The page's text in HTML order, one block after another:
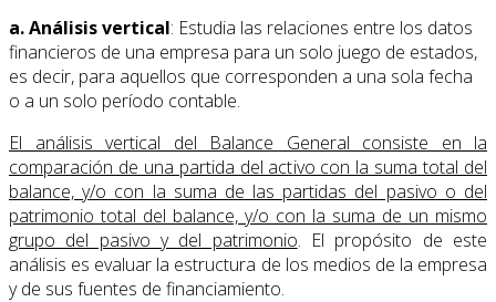
a. Análisis vertical: Estudia las relaciones entre los datos
financieros de una empresa para un solo juego de estados,
es decir, para aquellos que corresponden a una sola fecha
o a un solo período contable.
El análisis vertical del Balance General consiste en la
comparación de una partida del activo con la suma total del
balance, y/o con la suma de las partidas del pasivo o del
patrimonio total del balance, y/o con la suma de un mismo
grupo del pasivo y del patrimonio. El propósito de este
análisis es evaluar la estructura de los medios de la empresa
y de sus fuentes de financiamiento.